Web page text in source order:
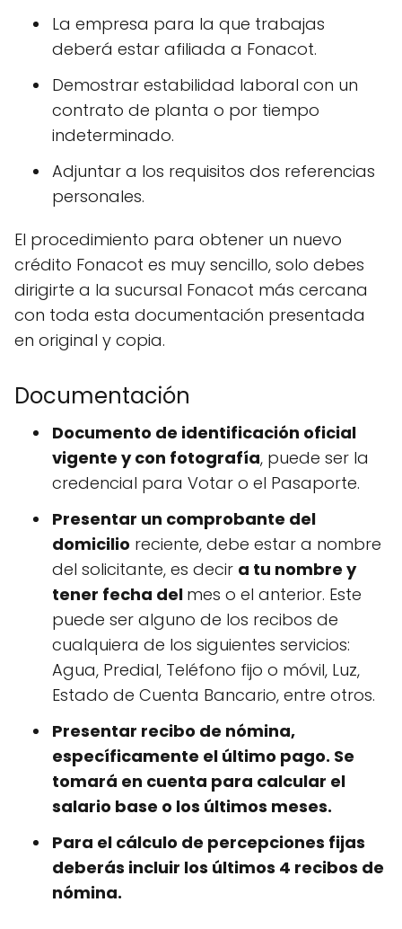
La empresa para la que trabajas
deberá estar afiliada a Fonacot.
Demostrar estabilidad laboral con un
contrato de planta o por tiempo
indeterminado.
Adjuntar a los requisitos dos referencias
personales.
El procedimiento para obtener un nuevo
crédito Fonacot es muy sencillo, solo debes
dirigirte a la sucursal Fonacot más cercana
con toda esta documentación presentada
en original y copia.
Documentación
Documento de identificación oficial
vigente y con fotografía, puede ser la
credencial para Votar o el Pasaporte.
Presentar un comprobante del
domicilio reciente, debe estar a nombre
del solicitante, es decir a tu nombre y
tener fecha del mes o el anterior. Este
puede ser alguno de los recibos de
cualquiera de los siguientes servicios:
Agua, Predial, Teléfono fijo o móvil, Luz,
Estado de Cuenta Bancario, entre otros.
Presentar recibo de nómina,
específicamente el último pago. Se
tomará en cuenta para calcular el
salario base o los últimos meses.
Para el cálculo de percepciones fijas
deberás incluir los últimos 4 recibos de
nómina.